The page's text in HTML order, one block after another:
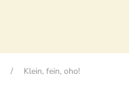
Klein, fein, oho!